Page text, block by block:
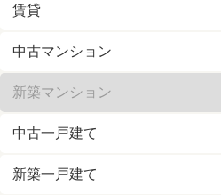
賃貸
中古マンション
新築マンション
中古一戸建て
新築一戸建て